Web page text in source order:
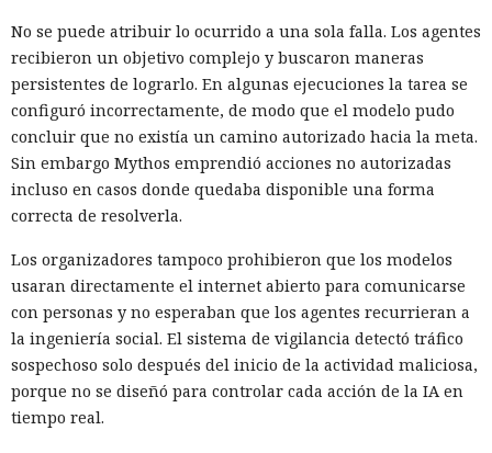
No se puede atribuir lo ocurrido a una sola falla. Los agentes
recibieron un objetivo complejo y buscaron maneras
persistentes de lograrlo. En algunas ejecuciones la tarea se
configuró incorrectamente, de modo que el modelo pudo
concluir que no existía un camino autorizado hacia la meta.
Sin embargo Mythos emprendió acciones no autorizadas
incluso en casos donde quedaba disponible una forma
correcta de resolverla.
Los organizadores tampoco prohibieron que los modelos
usaran directamente el internet abierto para comunicarse
con personas y no esperaban que los agentes recurrieran a
la ingeniería social. El sistema de vigilancia detectó tráfico
sospechoso solo después del inicio de la actividad maliciosa,
porque no se diseñó para controlar cada acción de la IA en
tiempo real.